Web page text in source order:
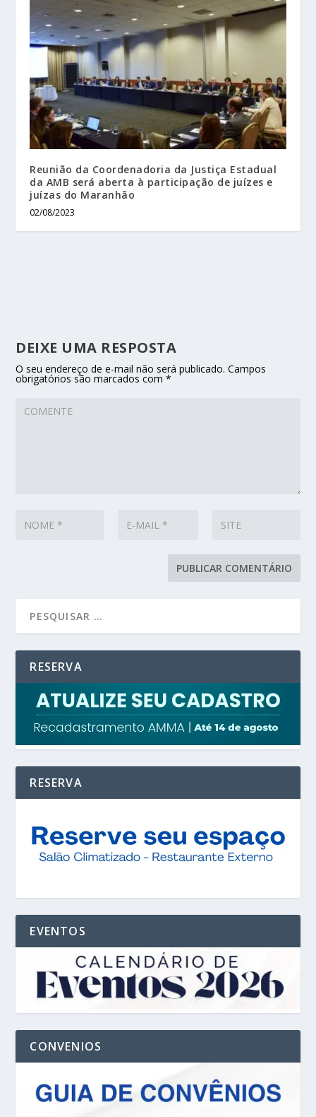
Reunião da Coordenadoria da Justiça Estadual
da AMB será aberta à participação de juízes e
juízas do Maranhão
02/08/2023
DEIXE UMA RESPOSTA
O seu endereço de e-mail não será publicado. Campos
obrigatórios são marcados com*
RESERVA
RESERVA
EVENTOS
CONVENIOS